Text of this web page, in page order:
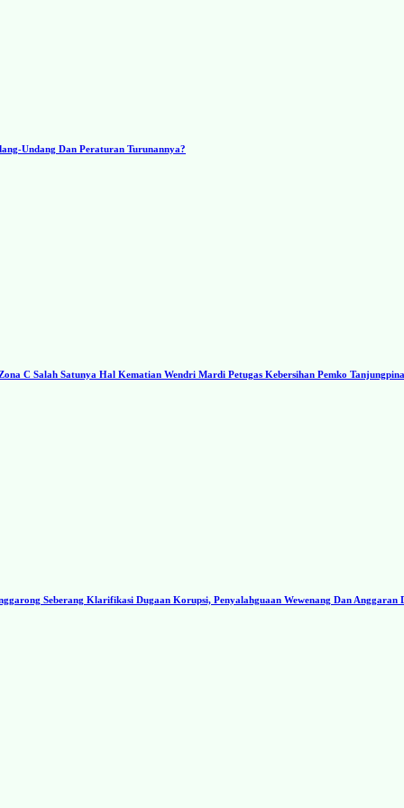
Undang Dan Peraturan Turunannya?
C Salah Satunya Hal Kematian Wendri Mardi Petugas Kebersihan Pemko
Seberang Klarifikasi Dugaan Korupsi, Penyalahguaan Wewenang Dan Anggaran